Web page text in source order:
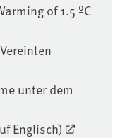
of 1.5 ºC
unter dem
Englisch)